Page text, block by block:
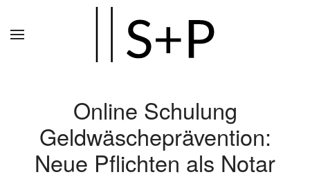
Online Schulung
Geldwäscheprävention:
Neue Pflichten als Notar